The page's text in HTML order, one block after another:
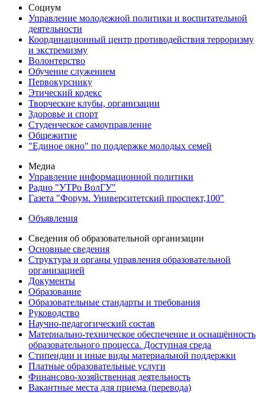
Социум
Управление молодежной политики и воспитательной
деятельности
Координационный центр противодействия терроризму
и экстремизму
Волонтерство
Обучение служением
Первокурснику
Этический кодекс
Творческие клубы, организации
Здоровье и спорт
Студенческое самоуправление
Общежитие
"Единое окно" по поддержке молодых семей
Медиа
Управление информационной политики
Радио "УТРо ВолГУ"
Газета "Форум. Университетский проспект,100"
Объявления
Сведения об образовательной организации
Основные сведения
Структура и органы управления образовательной
организацией
Документы
Образование
Образовательные стандарты и требования
Руководство
Научно-педагогический состав
Материально-техническое обеспечение и оснащённость
образовательного процесса. Доступная среда
Стипендии и иные виды материальной поддержки
Платные образовательные услуги
Финансово-хозяйственная деятельность
Вакантные места для приема (перевода)